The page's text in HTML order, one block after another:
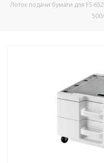
Лоток подачи бумаги для FS-